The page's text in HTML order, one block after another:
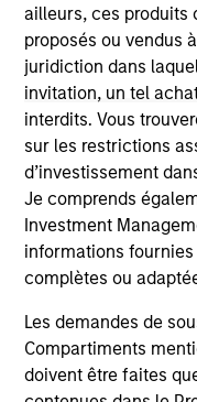
ailleurs, ces produits
proposés ou vendus
juridiction dans
invitation, un tel
interdits. Vous
sur les restrictions
d’investissement
Je comprends
Investment
informations
complètes ou
Les demandes de
Compartiments
doivent être faites
Morgan Stanley
Morgan Stanley